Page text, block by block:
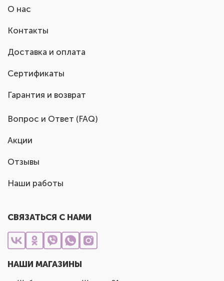
О нас
Контакты
Доставка и оплата
Сертификаты
Гарантия и возврат
Вопрос и Ответ (FAQ)
Акции
Отзывы
Наши работы
СВЯЗАТЬСЯ С НАМИ
НАШИ МАГАЗИНЫ